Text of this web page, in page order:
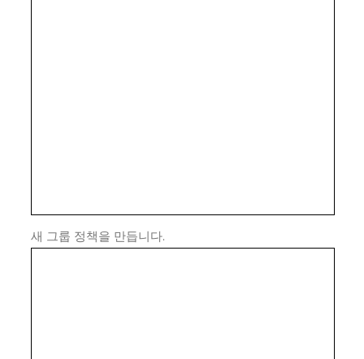
새 그룹 정책을 만듭니다.